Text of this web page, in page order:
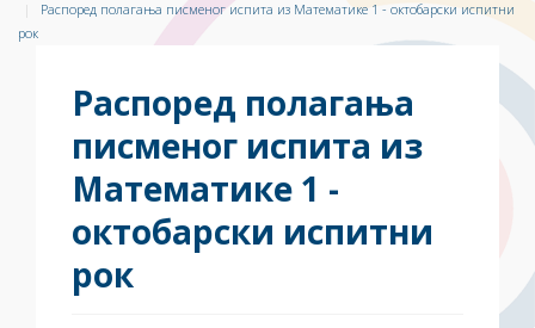
Распоред полагања писменог испита из Математике 1 - октобарски испитни
рок
Распоред полагања
писменог испита из
Математике 1 -
октобарски испитни
рок